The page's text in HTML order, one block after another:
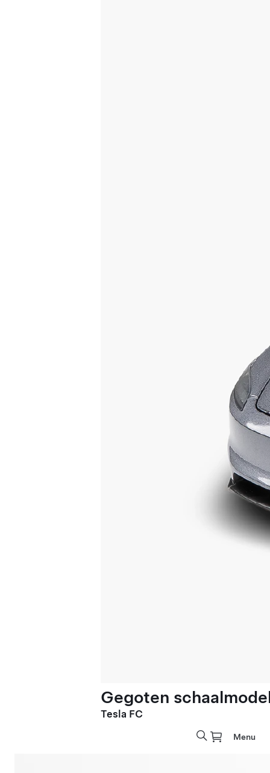
Gegoten
Tesla FC
Menu